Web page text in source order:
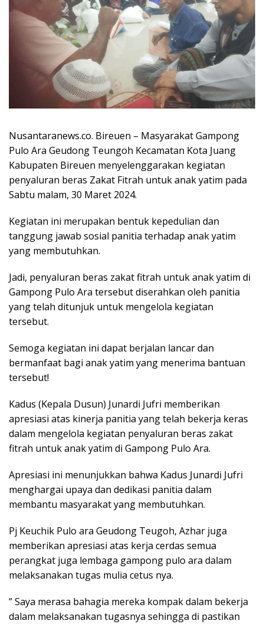
Nusantaranews.co. Bireuen – Masyarakat Gampong
Pulo Ara Geudong Teungoh Kecamatan Kota Juang
Kabupaten Bireuen menyelenggarakan kegiatan
penyaluran beras Zakat Fitrah untuk anak yatim pada
Sabtu malam, 30 Maret 2024.
Kegiatan ini merupakan bentuk kepedulian dan
tanggung jawab sosial panitia terhadap anak yatim
yang membutuhkan.
Jadi, penyaluran beras zakat fitrah untuk anak yatim di
Gampong Pulo Ara tersebut diserahkan oleh panitia
yang telah ditunjuk untuk mengelola kegiatan
tersebut.
Semoga kegiatan ini dapat berjalan lancar dan
bermanfaat bagi anak yatim yang menerima bantuan
tersebut!
Kadus (Kepala Dusun) Junardi Jufri memberikan
apresiasi atas kinerja panitia yang telah bekerja keras
dalam mengelola kegiatan penyaluran beras zakat
fitrah untuk anak yatim di Gampong Pulo Ara.
Apresiasi ini menunjukkan bahwa Kadus Junardi Jufri
menghargai upaya dan dedikasi panitia dalam
membantu masyarakat yang membutuhkan.
Pj Keuchik Pulo ara Geudong Teugoh, Azhar juga
memberikan apresiasi atas kerja cerdas semua
perangkat juga lembaga gampong pulo ara dalam
melaksanakan tugas mulia cetus nya.
” Saya merasa bahagia mereka kompak dalam bekerja
dalam melaksanakan tugasnya sehingga di pastikan